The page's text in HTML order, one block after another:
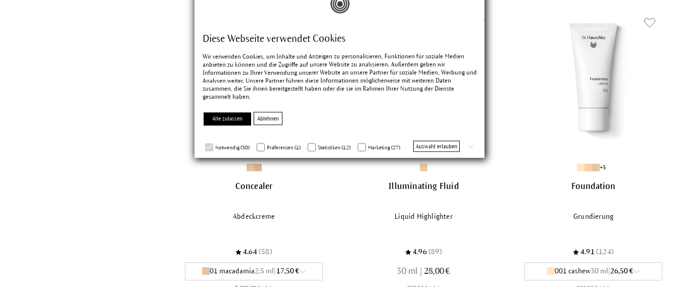
Diese Webseite verwendet Cookies
Wir verwenden Cookies, um Inhalte und Anzeigen zu personalisieren, Funktionen für soziale Medien
anbieten zu können und die Zugriffe auf unsere Website zu analysieren. Außerdem geben wir
Informationen zu Ihrer Verwendung unserer Website an unsere Partner für soziale Medien, Werbung und
Analysen weiter. Unsere Partner führen diese Informationen möglicherweise mit weiteren Daten
zusammen, die Sie ihnen bereitgestellt haben oder die sie im Rahmen Ihrer Nutzung der Dienste
gesammelt haben.
Alle zulassen Ablehnen
Notwendig (30) Präferenzen (1) Statistiken (12) Marketing (27) Auswahl erlauben
Concealer
Abdeckcreme
4.64 (58)
01 macadamia2,5 ml 17,50 €
Illuminating Fluid
Liquid Highlighter
4.96 (89)
30 ml 28,00 €
+5
Foundation
Grundierung
4.91 (124)
001 cashew30 ml |26,50 €